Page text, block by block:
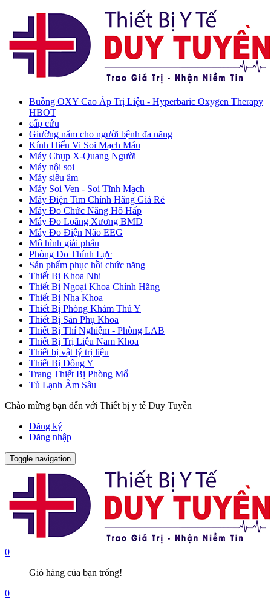
Buồng OXY Cao Áp Trị Liệu - Hyperbaric Oxygen Therapy
HBOT
cấp cứu
Giường nằm cho người bệnh đa năng
Kính Hiển Vi Soi Mạch Máu
Máy Chụp X-Quang Người
Máy nội soi
Máy siêu âm
Máy Soi Ven - Soi Tĩnh Mạch
Máy Điện Tim Chính Hãng Giá Rẻ
Máy Đo Chức Năng Hô Hấp
Máy Đo Loãng Xương BMD
Máy Đo Điện Não EEG
Mô hình giải phẫu
Phòng Đo Thính Lực
Sản phẩm phục hồi chức năng
Thiết Bị Khoa Nhi
Thiết Bị Ngoại Khoa Chính Hãng
Thiết Bị Nha Khoa
Thiết Bị Phòng Khám Thú Y
Thiết Bị Sản Phụ Khoa
Thiết Bị Thí Nghiệm - Phòng LAB
Thiết Bị Trị Liệu Nam Khoa
Thiết bị vật lý trị liệu
Thiết Bị Đông Y
Trang Thiết Bị Phòng Mổ
Tủ Lạnh Âm Sâu
Chào mừng bạn đến với Thiết bị y tế Duy Tuyền
Đăng ký
Đăng nhập
Toggle navigation
0
Giỏ hàng của bạn trống!
0